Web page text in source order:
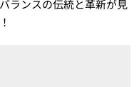
ランスの伝統と革新が見